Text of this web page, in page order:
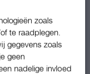
zoals
te raadplegen.
gegevens zoals
geen
nadelige invloed